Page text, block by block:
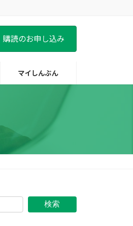
購読のお申し込み
マイしんぶん
検索